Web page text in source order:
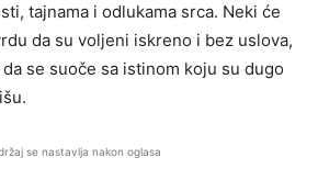
tajnama i odlukama srca. Neki će
da su voljeni iskreno i bez uslova,
se suoče sa istinom koju su dugo
se nastavlja nakon oglasa